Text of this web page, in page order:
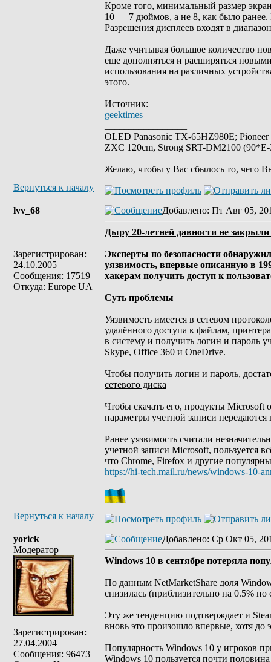
Кроме того, минимальный размер
10 — 7 дюймов, а не 8, как было
Разрешения дисплеев входят в
Даже учитывая большое количество
еще дополняться и расширяться
использования на различных
этого.
Источник:
geektimes
OLED Panasonic TX-65HZ980E;
ZXC 120cm, Strong SRT-DM2100
Желаю, чтобы у Вас сбылось то, чего
Вернуться к началу
lvv_68
Зарегистрирован:
24.10.2005
Сообщения: 17519
Откуда: Europe UA
Добавлено: Пт Авг 05,
Дыру 20-летней давности не
Эксперты по безопасности
уязвимость, впервые описанную в
хакерам получить доступ к
Суть проблемы
Уязвимость имеется в сетевом
удалённого доступа к файлам,
в систему и получить логин и пароль
Skype, Office 360 и OneDrive.
Чтобы получить логин и пароль,
сетевого диска
Чтобы скачать его, продукты Microsoft
параметры учетной записи
Ранее уязвимость считали
учетной записи Microsoft, пользуется
что Chrome, Firefox и другие
https://hi-tech.mail.ru/news/windows-10-
Вернуться к началу
yorick
Модератор
Зарегистрирован:
27.04.2004
Сообщения: 96473
Добавлено: Ср Окт 05,
Windows 10 в сентябре потеряла
По данным NetMarketShare доля
снизилась (приблизительно на 0.5%
Эту же тенденцию подтверждает и
вновь это произошло впервые, хотя
Популярность Windows 10 у игроков
Windows 10 пользуется почти